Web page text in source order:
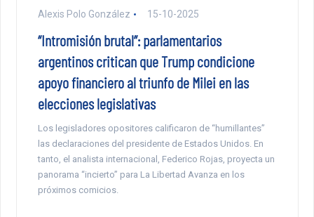
Alexis Polo González 15-10-2025
“Intromisión brutal”: parlamentarios
argentinos critican que Trump condicione
apoyo financiero al triunfo de Milei en las
elecciones legislativas
Los legisladores opositores calificaron de “humillantes”
las declaraciones del presidente de Estados Unidos. En
tanto, el analista internacional, Federico Rojas, proyecta un
panorama “incierto” para La Libertad Avanza en los
próximos comicios.